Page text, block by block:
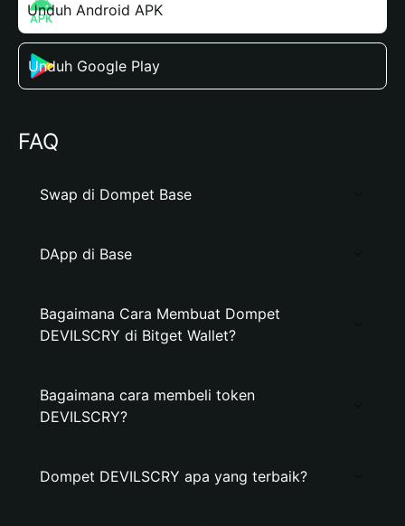
Unduh Android APK
Unduh Google Play
FAQ
Swap di Dompet Base
DApp di Base
Bagaimana Cara Membuat Dompet
DEVILSCRY di Bitget Wallet?
Bagaimana cara membeli token
DEVILSCRY?
Dompet DEVILSCRY apa yang terbaik?